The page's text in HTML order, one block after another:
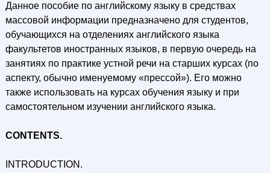
Данное пособие по английскому языку в средствах
массовой информации предназначено для студентов,
обучающихся на отделениях английского языка
факультетов иностранных языков, в первую очередь на
занятиях по практике устной речи на старших курсах (по
аспекту, обычно именуемому «прессой»). Его можно
также использовать на курсах обучения языку и при
самостоятельном изучении английского языка.
CONTENTS.
INTRODUCTION.